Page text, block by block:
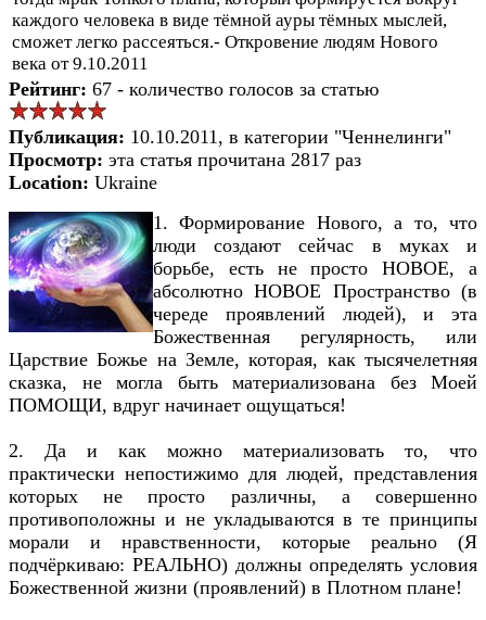
каждого человека в виде тёмной ауры тёмных мыслей,
сможет легко рассеяться.- Откровение людям Нового
века от 9.10.2011
Рейтинг: 67 - количество голосов за статью
Публикация: 10.10.2011, в категории "Ченнелинги"
Просмотр: эта статья прочитана 2817 раз
Location: Ukraine
1. Формирование Нового, а то, что
люди создают сейчас в муках и
борьбе, есть не просто НОВОЕ, а
абсолютно НОВОЕ Пространство (в
череде проявлений людей), и эта
Божественная регулярность, или
Царствие Божье на Земле, которая, как тысячелетняя
сказка, не могла быть материализована без Моей
ПОМОЩИ, вдруг начинает ощущаться!
2. Да и как можно материализовать то, что
практически непостижимо для людей, представления
которых не просто различны, а совершенно
противоположны и не укладываются в те принципы
морали и нравственности, которые реально (Я
подчёркиваю: РЕАЛЬНО) должны определять условия
Божественной жизни (проявлений) в Плотном плане!